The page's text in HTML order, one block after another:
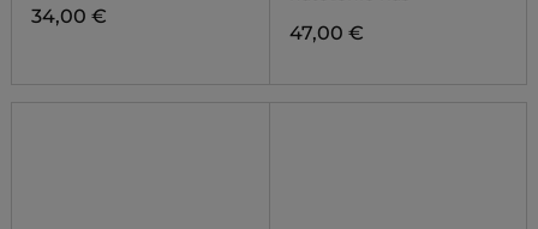
34,00 €
47,00 €